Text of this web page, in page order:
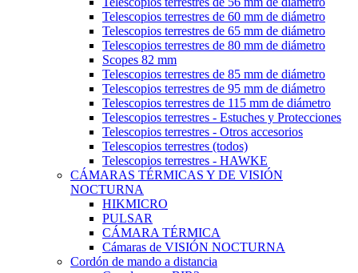
Telescopios terrestres de 60 mm de diámetro
Telescopios terrestres de 65 mm de diámetro
Telescopios terrestres de 80 mm de diámetro
Scopes 82 mm
Telescopios terrestres de 85 mm de diámetro
Telescopios terrestres de 95 mm de diámetro
Telescopios terrestres de 115 mm de diámetro
Telescopios terrestres - Estuches y Protecciones
Telescopios terrestres - Otros accesorios
Telescopios terrestres (todos)
Telescopios terrestres - HAWKE
CÁMARAS TÉRMICAS Y DE VISIÓN
NOCTURNA
HIKMICRO
PULSAR
CÁMARA TÉRMICA
Cámaras de VISIÓN NOCTURNA
Cordón de mando a distancia